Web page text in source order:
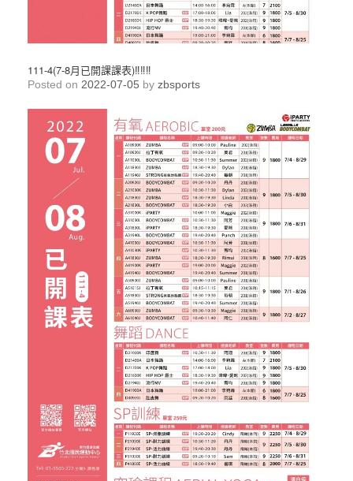
111-4(7-8月已開課課表)‼️‼️‼️
Posted on 2022-07-05 by zbsports